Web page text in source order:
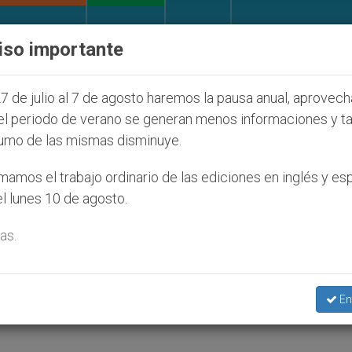
judíos que afecta a cristianos (y no sólo) en
de refugiados
mal alimentadas y sin medicinas
importante
de julio al 7 de agosto haremos la pausa anual,
periodo de verano se generan menos informaciones y
de las mismas disminuye.
el trabajo ordinario de las ediciones en inglés y
lunes 10 de agosto.